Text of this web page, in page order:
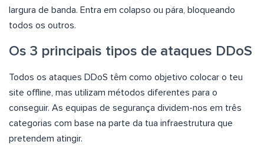
largura de banda. Entra em colapso ou pára, bloqueando
todos os outros.
Os 3 principais tipos de ataques DDoS
Todos os ataques DDoS têm como objetivo colocar o teu
site offline, mas utilizam métodos diferentes para o
conseguir. As equipas de segurança dividem-nos em três
categorias com base na parte da tua infraestrutura que
pretendem atingir.